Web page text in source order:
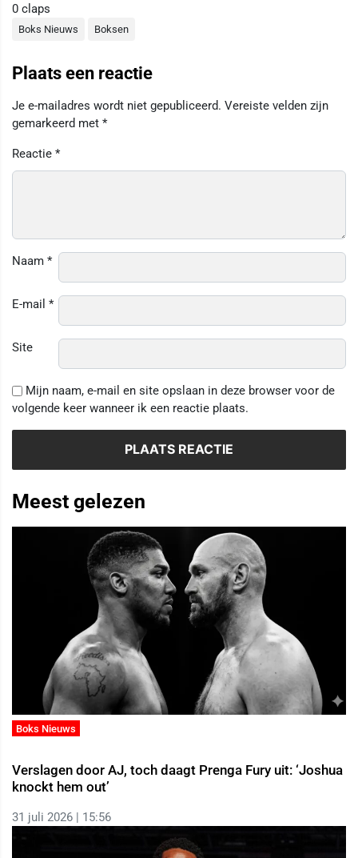
0 claps
Boks Nieuws Boksen
Plaats een reactie
Je e-mailadres wordt niet gepubliceerd. Vereiste velden zijn
gemarkeerd met *
Reactie *
Naam *
E-mail *
Site
Mijn naam, e-mail en site opslaan in deze browser voor de
volgende keer wanneer ik een reactie plaats.
Meest gelezen
Boks Nieuws
Verslagen door AJ, toch daagt Prenga Fury uit: ‘Joshua
knockt hem out’
31 juli 2026 | 15:56